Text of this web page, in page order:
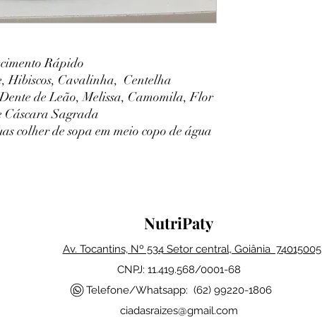
Rápido
Hibiscos, Cavalinha, Centelha
de Leão, Melissa, Camomila, Flor
Cáscara Sagrada
colher de sopa em meio copo de água
NutriPaty
Av. Tocantins, Nº 534 Setor central, Goiânia 74015005
CNPJ: 11.419.568/0001-68
Telefone/Whatsapp: (62) 99220-1806
ciadasraizes@gmail.com